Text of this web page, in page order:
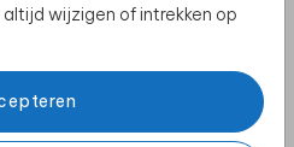
wijzigen of intrekken op